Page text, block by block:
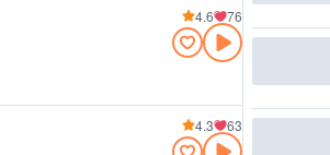
4.6 76
4.3 63